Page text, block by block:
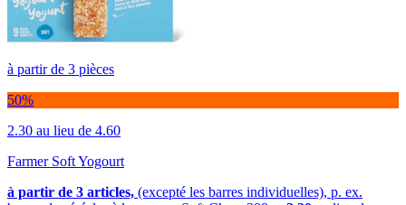
à partir de 3 pièces
50%
2.30 au lieu de 4.60
Farmer Soft Yogourt
à partir de 3 articles, (excepté les barres individuelles), p. ex.